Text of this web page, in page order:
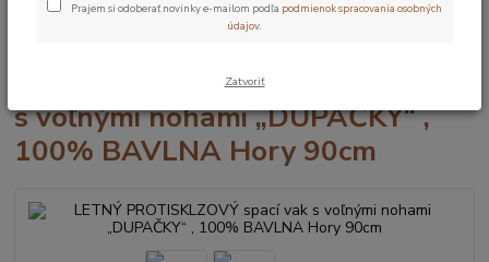
Dĺžka vaku 90cm
LETNÝ PROTISKLZOVÝ spací vak s voľnými
nohami „DUPAČKY“ , 100% BAVLNA Hory 90cm
LETNÝ PROTISKLZOVÝ spací vak
s voľnými nohami „DUPAČKY“ ,
100% BAVLNA Hory 90cm
Prajem si odoberať novinky e-mailom podľa podmienok spracovania osobných
údajov.
Zatvoriť